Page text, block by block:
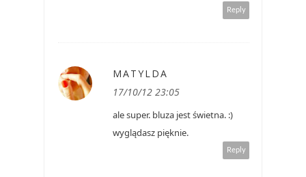
Reply
MATYLDA
17/10/12 23:05
ale super. bluza jest świetna. :)
wyglądasz pięknie.
Reply